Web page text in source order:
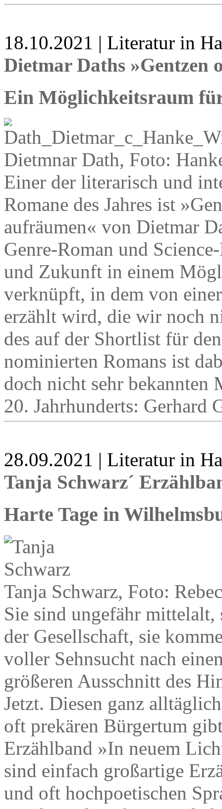
18.10.2021 | Literatur in
Dietmar Daths »Gentzen
Ein Möglichkeitsraum
Dietmnar Dath, Foto:
Einer der literarisch und
Romane des Jahres ist
aufräumen« von Dietmar
Genre-Roman und
und Zukunft in einem
verknüpft, in dem von
erzählt wird, die wir noch
des auf der Shortlist für
nominierten Romans ist
doch nicht sehr bekannten
20. Jahrhunderts: Gerhard
28.09.2021 | Literatur in
Tanja Schwarz´
Harte Tage in
Tanja Schwarz, Foto:
Sie sind ungefähr
der Gesellschaft, sie
voller Sehnsucht nach
größeren Ausschnitt des
Jetzt. Diesen ganz
oft prekären Bürgertum
Erzählband »In neuem
sind einfach großartige
und oft hochpoetischen